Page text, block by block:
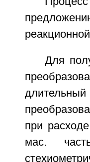
Для
при
мас.